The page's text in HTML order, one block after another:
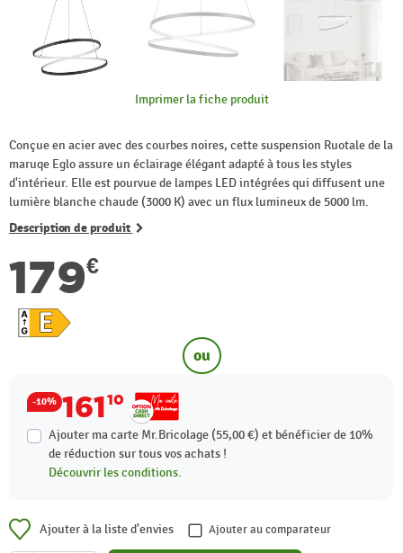
Imprimer la fiche produit
Conçue en acier avec des courbes noires, cette suspension Ruotale de la
maruqe Eglo assure un éclairage élégant adapté à tous les styles
d'intérieur. Elle est pourvue de lampes LED intégrées qui diffusent une
lumière blanche chaude (3000 K) avec un flux lumineux de 5000 lm.
Description de produit
179€
ou
-10% 16110
Ajouter ma carte Mr.Bricolage (55,00 €) et bénéficier de 10%
de réduction sur tous vos achats !
Découvrir les conditions.
Ajouter à la liste d'envies Ajouter au comparateur